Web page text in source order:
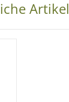
Artikel